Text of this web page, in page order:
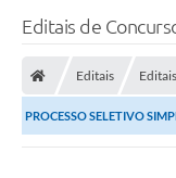
Editais de
Editais
PROCESSO SELETIVO